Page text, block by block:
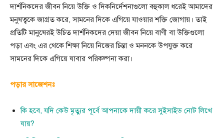
দার্শনিকদের জীবন নিয়ে উক্তি ও দিকনির্দেশনাগুলো বহুকাল ধরেই আমাদের
মনুষত্বকে জাগ্রত করে, সামনের দিকে এগিয়ে যাওয়ার শক্তি জোগায়। তাই
প্রতিটি মানুষেরই উচিত দার্শনিকদের দেয়া জীবন নিয়ে বাণী বা উক্তিগুলো
পড়া এবং এর থেকে শিক্ষা নিয়ে নিজের চিন্তা ও মননকে উপযুক্ত করে
সামনের দিকে এগিয়ে যাবার পরিকল্পনা করা।
পড়ার সাজেশনঃ
কি হবে, যদি কেউ মৃত্যুর পূর্বে আপনাকে দায়ী করে সুইসাইড নোট লিখে
যায়?